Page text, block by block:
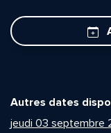
Autres dates
jeudi 03 septembre